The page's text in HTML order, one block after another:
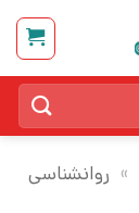
» روانشناسی